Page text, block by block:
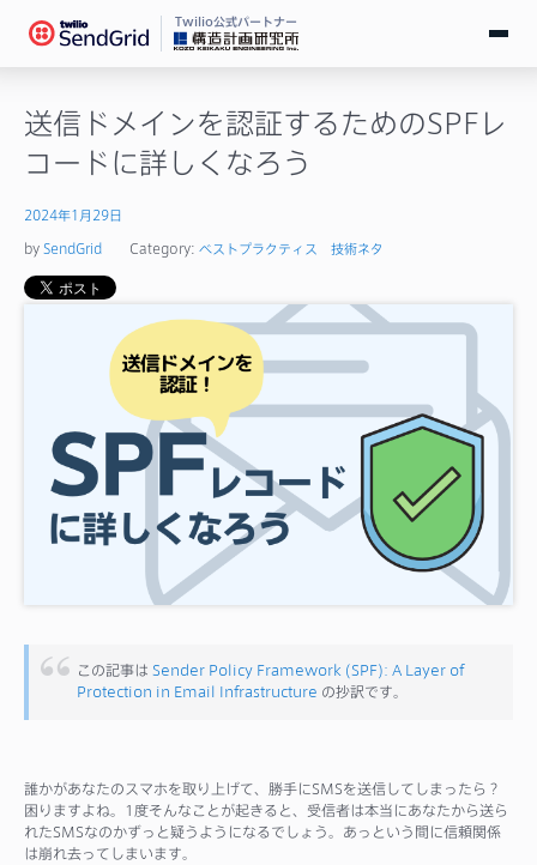
Twilio公式パートナー
ログイン
SendGridとは
料金
お役立ち情報
ドキュメント
送信ドメインを認証するためのSPFレ
コードに詳しくなろう
2024年1月29日
by SendGrid Category: ベストプラクティス 技術ネタ
この記事は Sender Policy Framework (SPF): A Layer of
Protection in Email Infrastructure の抄訳です。
誰かがあなたのスマホを取り上げて、勝手にSMSを送信してしまったら？
困りますよね。1度そんなことが起きると、受信者は本当にあなたから送ら
れたSMSなのかずっと疑うようになるでしょう。あっという間に信頼関係
は崩れ去ってしまいます。